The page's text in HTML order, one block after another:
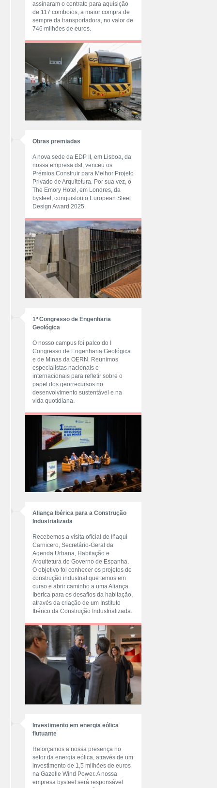
assinaram o contrato para aquisição
de 117 comboios, a maior compra de
sempre da transportadora, no valor de
746 milhões de euros.
Obras premiadas
A nova sede da EDP II, em Lisboa, da
nossa empresa dst, venceu os
Prémios Construir para Melhor Projeto
Privado de Arquitetura. Por sua vez, o
The Emory Hotel, em Londres, da
bysteel, conquistou o European Steel
Design Award 2025.
1º Congresso de Engenharia
Geológica
O nosso campus foi palco do I
Congresso de Engenharia Geológica
e de Minas da OERN. Reunimos
especialistas nacionais e
internacionais para refletir sobre o
papel dos georrecursos no
desenvolvimento sustentável e na
vida quotidiana.
Aliança Ibérica para a Construção
Industrializada
Recebemos a visita oficial de Iñaqui
Carnicero, Secretário-Geral da
Agenda Urbana, Habitação e
Arquitetura do Governo de Espanha.
O objetivo foi conhecer os projetos de
construção industrial que temos em
curso e abrir caminho a uma Aliança
Ibérica para os desafios da habitação,
através da criação de um Instituto
Ibérico da Construção Industrializada.
Investimento em energia eólica
flutuante
Reforçamos a nossa presença no
setor da energia eólica, através de um
investimento de 1,5 milhões de euros
na Gazelle Wind Power. A nossa
empresa bysteel será responsável